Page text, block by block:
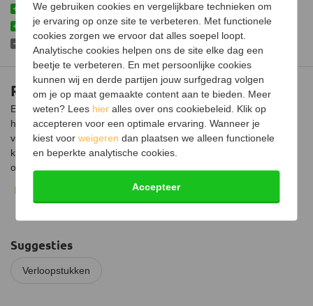
RVS verloopstuk Ø79mm naar Ø111mm
Een verloopstuk is nodig als de kachel een kleinere diameter
heeft dan een bestaande kachelpijp. Het kan bijvoorbeeld
voorkomen dat er al bestaande kachelpijpen zijn, maar dat de
kacheldiameter kleiner is. Een verloopstuk is hier de perfecte
oplossing voor. Om van een grotere diameter naar een kleinere
diameter te gaan is echter niet toegestaan, omdat dit de
rookgasafvoer kan hinderen.
Dit verloopstuk is uitwendig 79 millimeter en inwendig 111
Ø80mm over het verloopstuk heen gaat en dat de pijp met
verjonging Ø111mm in het verloopstuk gaat.
Bekijk volledige beschrijving
Makkelijke oplossing voor bestaand kanaal
Vervaardigd uit hoogwaardig materiaal
Mag niet andersom gebruikt worden
Suggesties
Verloopstukken
We gebruiken cookies en vergelijkbare technieken om
je ervaring op onze site te verbeteren. Met functionele
cookies zorgen we ervoor dat alles soepel loopt.
Analytische cookies helpen ons de site elke dag een
beetje te verbeteren. En met persoonlijke cookies
kunnen wij en derde partijen jouw surfgedrag volgen
om je op maat gemaakte content aan te bieden. Meer
weten? Lees hier alles over ons cookiebeleid. Klik op
accepteren voor een optimale ervaring. Wanneer je
kiest voorweigeren dan plaatsen we alleen functionele
en beperkte analytische cookies.
Accepteer